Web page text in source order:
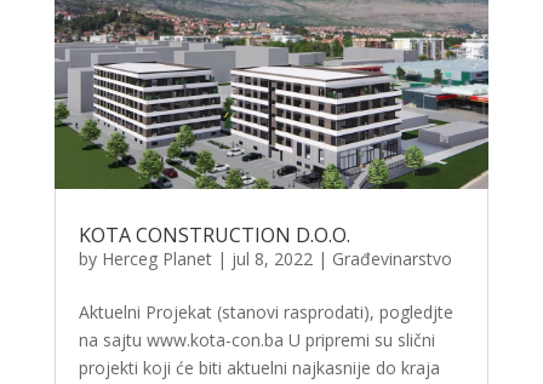
KOTA CONSTRUCTION D.O.O.
by Herceg Planet| jul 8, 2022| Građevinarstvo
Aktuelni Projekat (stanovi rasprodati), pogledjte
na sajtu www.kota-con.ba U pripremi su slični
projekti koji će biti aktuelni najkasnije do kraja